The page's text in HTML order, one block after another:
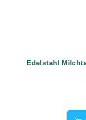
Edelstahl